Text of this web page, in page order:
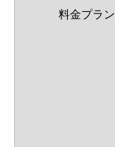
料金プラン